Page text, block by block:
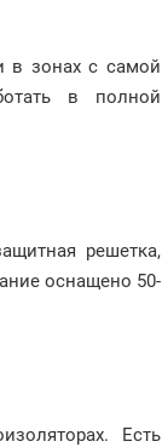
в зонах с самой
в полной
решетка,
оснащено 50-
Есть